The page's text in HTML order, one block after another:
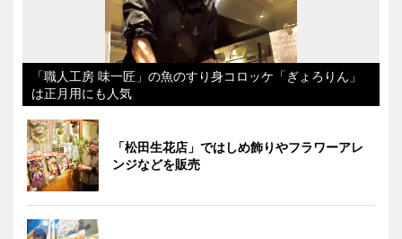
「職人工房 味一匠」の魚のすり身コロッケ「ぎょろりん」
は正月用にも人気
「松田生花店」ではしめ飾りやフラワーアレ
ンジなどを販売